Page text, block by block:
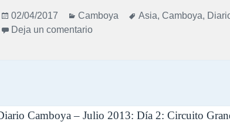
Publicado
el
02/04/2017 Categorías
Camboya Etiquetas
Asia,Camboya,
Deja un comentarioen Diario Camboya – Julio